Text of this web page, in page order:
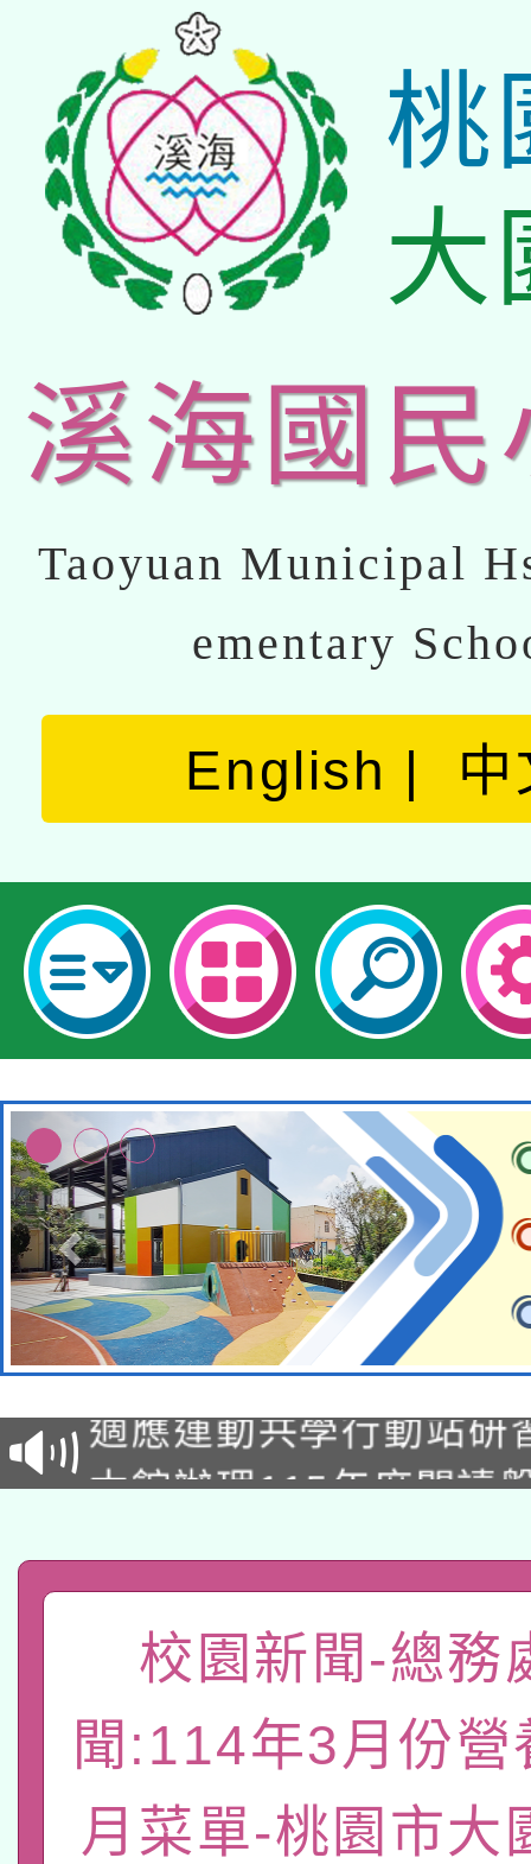
桃
大
溪海國民
Taoyuan Municipal
ementary
English 中
本校115學年度第2次
招甄選結果公告(無人
招)
適應運動共學行動站研
本館辦理115年度閱讀
礎課程
A3數位素養講師名單
「數位內容與教學軟
pilot」
有關大陸委員會函釋公
薪期間赴陸應申請許可
轉知經濟部水利署委託
業技術研究院辦理「
115年8月22日(星期六
校園新聞-總務
聞:114年3月份營
月菜單-桃園市大